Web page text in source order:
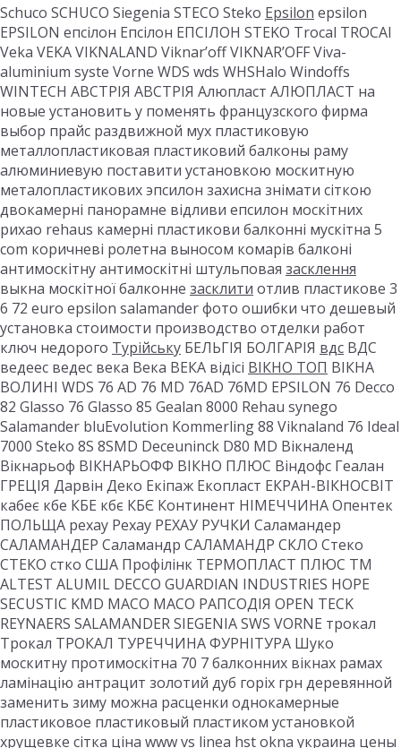
Schuco SCHUCO Siegenia STECO Steko Epsilon epsilon
EPSILON епсілон Епсілон ЕПСІЛОН STEKO Trocal TROCAl
Veka VEKA VIKNALAND Viknar’off VIKNAR’OFF Viva-
aluminium syste Vorne WDS wds WHSHalo Windoffs
WINTECH АВСТРІЯ АВСТРІЯ Алюпласт АЛЮПЛАСТ на
новые установить у поменять французского фирма
выбор прайс раздвижной мух пластиковую
металлопластиковая пластиковий балконы раму
алюминиевую поставити установкою москитную
металопластикових эпсилон захисна знімати сіткою
двокамерні панорамне відливи епсилон москітних
рихао rehaus камерні пластикови балконні мускітна 5
com коричневі ролетна выносом комарів балконі
антимоскітну антимоскітні штульповая засклення
выкна москітної балконне засклити отлив пластикове 3
6 72 euro epsilon salamander фото ошибки что дешевый
установка стоимости производство отделки работ
ключ недорого Турійську БЕЛЬГІЯ БОЛГАРІЯ вдс ВДС
ведеес ведес века Века ВЕКА відісі ВІКНО ТОП ВІКНА
ВОЛИНІ WDS 76 AD 76 MD 76AD 76MD EPSILON 76 Decco
82 Glasso 76 Glasso 85 Gealan 8000 Rehau synego
Salamander bluEvolution Kommerling 88 Viknaland 76 Ideal
7000 Steko 8S 8SMD Deceuninck D80 MD Вікналенд
Вікнарьоф ВІКНАРЬОФФ ВІКНО ПЛЮС Віндофс Геалан
ГРЕЦІЯ Дарвін Деко Екіпаж Екопласт ЕКРАН-ВІКНОСВІТ
кабеє кбе КБЕ кбє КБЄ Континент НІМЕЧЧИНА Опентек
ПОЛЬЩА рехау Рехау РЕХАУ РУЧКИ Саламандер
САЛАМАНДЕР Саламандр САЛАМАНДР СКЛО Стеко
СТЕКО стко США Профілінк ТЕРМОПЛАСТ ПЛЮС ТМ
ALTEST ALUMIL DECCO GUARDIAN INDUSTRIES HOPE
SECUSTIC KMD MACO MACO РАПСОДІЯ OPEN TECK
REYNAERS SALAMANDER SIEGENIA SWS VORNE трокал
Трокал ТРОКАЛ ТУРЕЧЧИНА ФУРНІТУРА Шуко
москитну протимоскітна 70 7 балконних вікнах рамах
ламінацію антрацит золотий дуб горіх грн деревянной
заменить зиму можна расценки однокамерные
пластиковое пластиковый пластиком установкой
хрущевке сітка ціна www vs linea hstokna украина цены